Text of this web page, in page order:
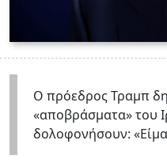
Ο πρόεδρος Τραμπ
«αποβράσματα» του
δολοφονήσουν: